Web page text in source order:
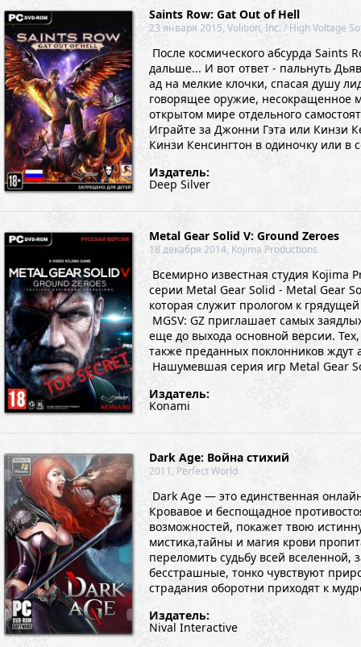
Saints Row: Gat Out of Hell
23 января 2015, Volition, Inc. / High Voltage
После космического абсурда Saints
дальше... И вот ответ - пальнуть
ад на мелкие клочки, спасая душу
говорящее оружие, несокращенное
открытом мире отдельного
Играйте за Джонни Гэта или Кинзи
Кинзи Кенсингтон в одиночку или
Издатель:
Deep Silver
Metal Gear Solid V: Ground Zeroes
18 декабря 2014, Kojima Productions
Всемирно известная студия
серии Metal Gear Solid - Metal Gear
которая служит прологом к
MGSV: GZ приглашает самых
еще до выхода основной версии.
также преданных поклонников
Нашумевшая серия игр Metal Gear
Издатель:
Konami
Dark Age: Война стихий
2011, Perfect World
Dark Age — это единственная
Кровавое и беспощадное
возможностей, покажет твою
мистика,тайны и магия крови
переломить судьбу всей
бесстрашные, тонко чувствуют
страдания оборотни приходят к
Издатель:
Nival Interactive